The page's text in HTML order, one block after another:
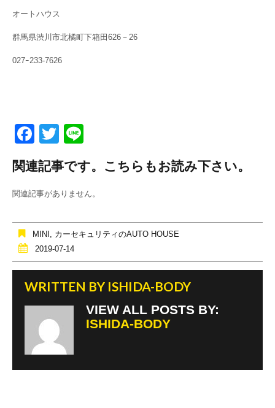
オートハウス
群馬県渋川市北橘町下箱田626－26
027ｰ233-7626
F
a
c
e
o
o
k
T
tt
er
e
関連記事です。こちらもお読み下さい。
関連記事がありません。
MINI
カーセキュリティのAUTO HOUSE
2019-07-14
WRITTEN BY ISHIDA-BODY
VIEW ALL POSTS BY:
ISHIDA-BODY